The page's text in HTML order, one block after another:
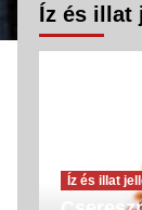
Íz és illat
Íz és illat